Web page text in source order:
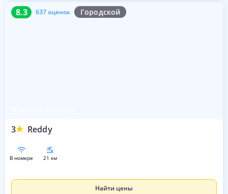
8.3 637 оценок Городской
3 Reddy
8.3 637 оценок
в номере 21 км
Найти цены